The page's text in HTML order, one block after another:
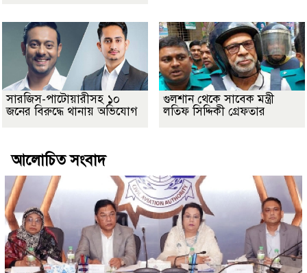
সারজিস-পাটোয়ারীসহ ১০
জনের বিরুদ্ধে থানায় অভিযোগ
গুলশান থেকে সাবেক মন্ত্রী
লতিফ সিদ্দিকী গ্রেফতার
আলোচিত সংবাদ